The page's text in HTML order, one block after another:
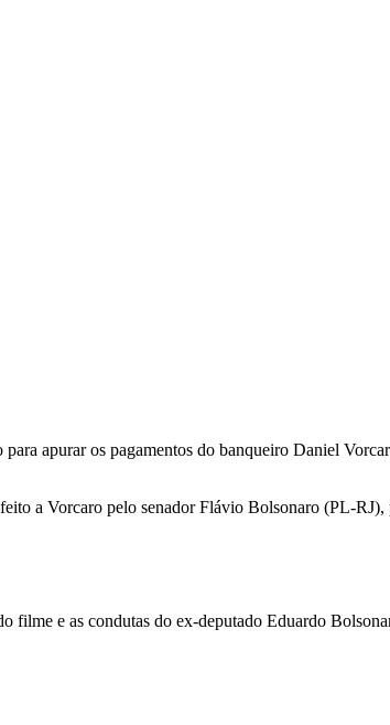
apurar os pagamentos do banqueiro Daniel
a Vorcaro pelo senador Flávio Bolsonaro (PL-RJ),
filme e as condutas do ex-deputado Eduardo